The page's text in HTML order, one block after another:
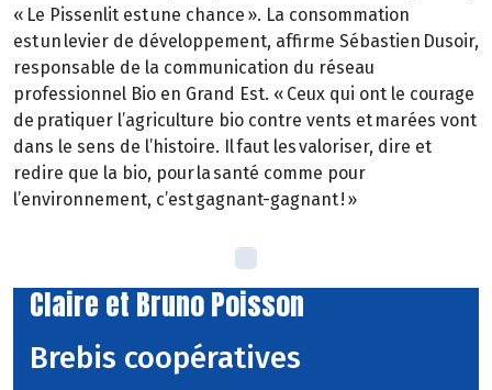
« Le Pissenlit est une chance ». La consommation
est un levier de développement, affirme Sébastien Dusoir,
responsable de la communication du réseau
professionnel Bio en Grand Est. « Ceux qui ont le courage
de pratiquer l’agriculture bio contre vents et marées vont
dans le sens de l’histoire. Il faut les valoriser, dire et
redire que la bio, pour la santé comme pour
l’environnement, c’est gagnant-gagnant ! »
Claire et Bruno Poisson
Brebis coopératives